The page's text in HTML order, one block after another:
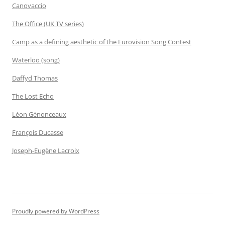
Canovaccio
The Office (UK TV series)
Camp as a defining aesthetic of the Eurovision Song Contest
Waterloo (song)
Daffyd Thomas
The Lost Echo
Léon Génonceaux
François Ducasse
Joseph-Eugène Lacroix
Proudly powered by WordPress